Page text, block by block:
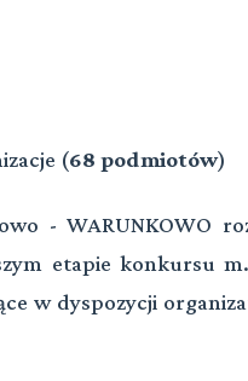
(68 podmiotów)
- WARUNKOWO
etapie konkursu
w dyspozycji